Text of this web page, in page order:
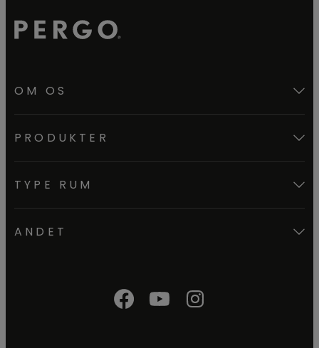
OM OS
PRODUKTER
TYPE RUM
ANDET